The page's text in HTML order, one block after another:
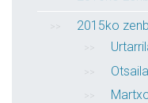
2015ko
Otsaila